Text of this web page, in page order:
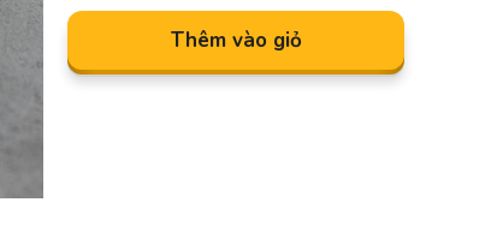
Thêm vào giỏ